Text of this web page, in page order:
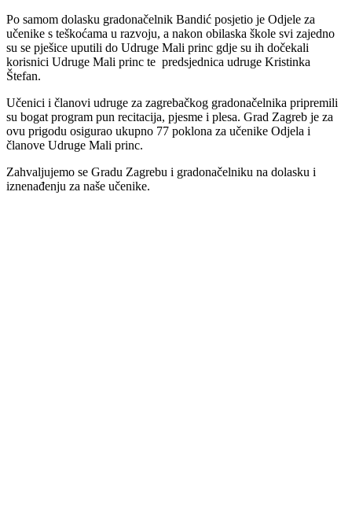
Po samom dolasku gradonačelnik Bandić posjetio je Odjele za
učenike s teškoćama u razvoju, a nakon obilaska škole svi zajedno
su se pješice uputili do Udruge Mali princ gdje su ih dočekali
korisnici Udruge Mali princ te predsjednica udruge Kristinka
Štefan.
Učenici i članovi udruge za zagrebačkog gradonačelnika pripremili
su bogat program pun recitacija, pjesme i plesa. Grad Zagreb je za
ovu prigodu osigurao ukupno 77 poklona za učenike Odjela i
članove Udruge Mali princ.
Zahvaljujemo se Gradu Zagrebu i gradonačelniku na dolasku i
iznenađenju za naše učenike.